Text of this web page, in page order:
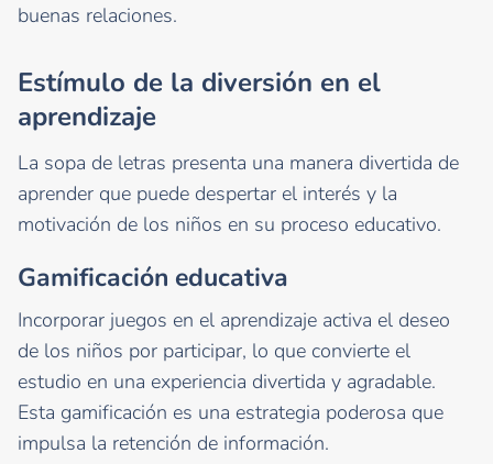
buenas relaciones.
Estímulo de la diversión en el
aprendizaje
La sopa de letras presenta una manera divertida de
aprender que puede despertar el interés y la
motivación de los niños en su proceso educativo.
Gamificación educativa
Incorporar juegos en el aprendizaje activa el deseo
de los niños por participar, lo que convierte el
estudio en una experiencia divertida y agradable.
Esta gamificación es una estrategia poderosa que
impulsa la retención de información.